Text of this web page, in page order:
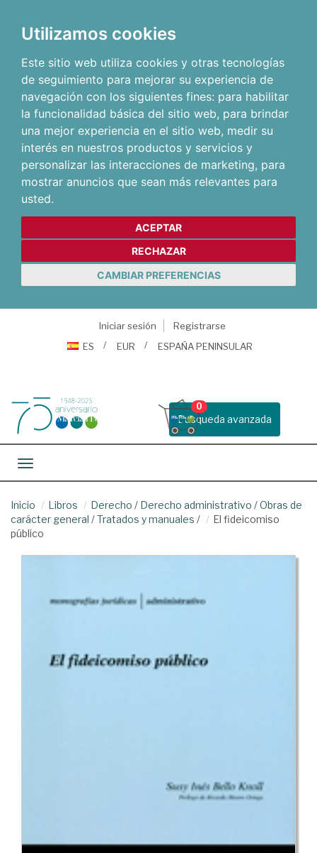
Utilizamos cookies
Este sitio web utiliza cookies y otras tecnologías
de seguimiento para mejorar su experiencia de
navegación con los siguientes fines: para habilitar
la funcionalidad básica del sitio web, para brindar
una mejor experiencia en el sitio web, medir su
interés en nuestros productos y servicios y
personalizar las interacciones de marketing, para
mostrar anuncios que sean más relevantes para
usted.
ACEPTAR
RECHAZAR
CAMBIAR PREFERENCIAS
Iniciar sesión
Registrarse
ES
EUR ESPAÑA PENINSULAR
Busqueda avanzada
0
Toggle navigation
Inicio Libros Derecho / Derecho administrativo /Obras de
carácter general /Tratados y manuales /
El fideicomiso
público